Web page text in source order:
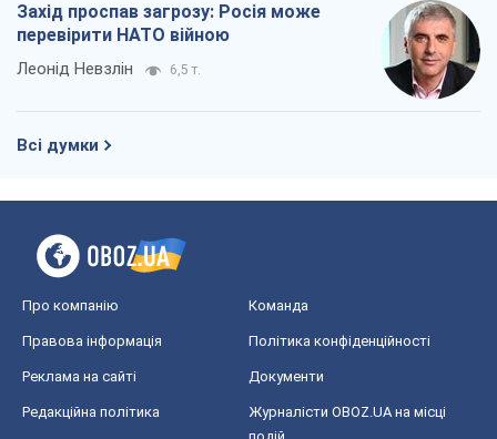
Захід проспав загрозу: Росія може
перевірити НАТО війною
Леонід Невзлін 6,5 т.
Всі думки
Про компанію Команда
Правова інформація Політика конфіденційності
Реклама на сайті Документи
Редакційна політика
Журналісти OBOZ.UA на місці